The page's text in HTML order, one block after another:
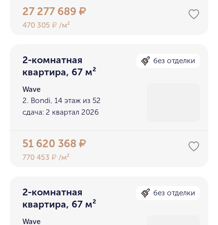
27 277 689₽
470 305₽ /м²
2-комнатная
квартира, 67 м²
без отделки
Wave
2. Bondi, 14 этаж из 52
сдача: 2 квартал 2026
51 620 368₽
770 453₽ /м²
2-комнатная
квартира, 67 м²
без отделки
Wave